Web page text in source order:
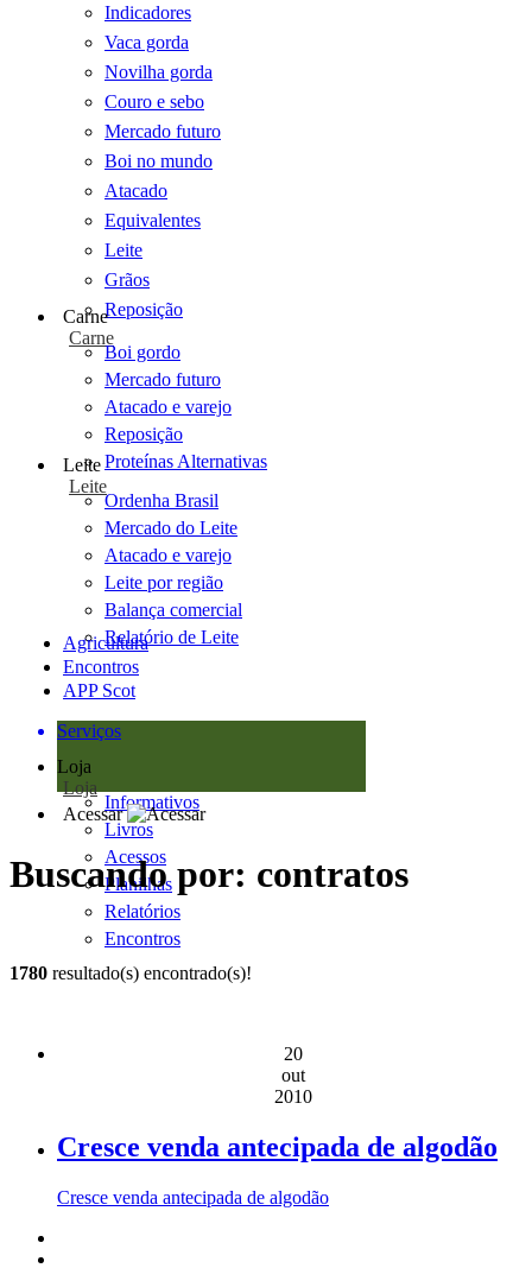
Indicadores
Vaca gorda
Novilha gorda
Couro e sebo
Mercado futuro
Boi no mundo
Atacado
Equivalentes
Leite
Grãos
Reposição
Carne
Carne
Boi gordo
Mercado futuro
Atacado e varejo
Reposição
Proteínas Alternativas
Leite
Leite
Ordenha Brasil
Mercado do Leite
Atacado e varejo
Leite por região
Balança comercial
Relatório de Leite
Agricultura
Encontros
APP Scot
Serviços
Loja
Loja
Informativos
Livros
Acessos
Planilhas
Relatórios
Encontros
Acessar
Buscando por: contratos
1780 resultado(s) encontrado(s)!
20
out
2010
Cresce venda antecipada de algodão
Cresce venda antecipada de algodão